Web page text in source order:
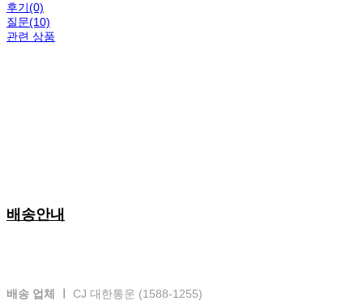
후기(0)
질문(10)
관련 상품
배송안내
배송 업체 ㅣ CJ 대한통운 (1588-1255)